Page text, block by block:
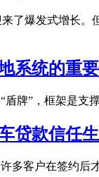
了爆发式增长
系统的重
牌”，框架是支
贷款信任
多客户在签约后